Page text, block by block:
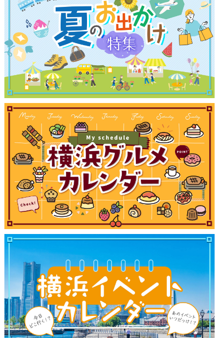
観光ガイド
ランキング
ブログ記事
サイトについて